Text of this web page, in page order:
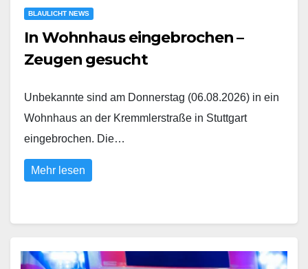
BLAULICHT NEWS
In Wohnhaus eingebrochen –
Zeugen gesucht
Unbekannte sind am Donnerstag (06.08.2026) in ein
Wohnhaus an der Kremmlerstraße in Stuttgart
eingebrochen. Die…
Mehr lesen